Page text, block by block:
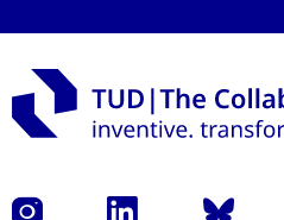
Instagram LinkedIn Bluesky